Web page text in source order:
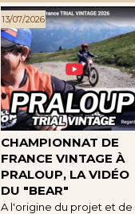
13/07/2026
CHAMPIONNAT DE
FRANCE VINTAGE À
PRALOUP, LA VIDÉO
DU "BEAR"
A l'origine du projet et de